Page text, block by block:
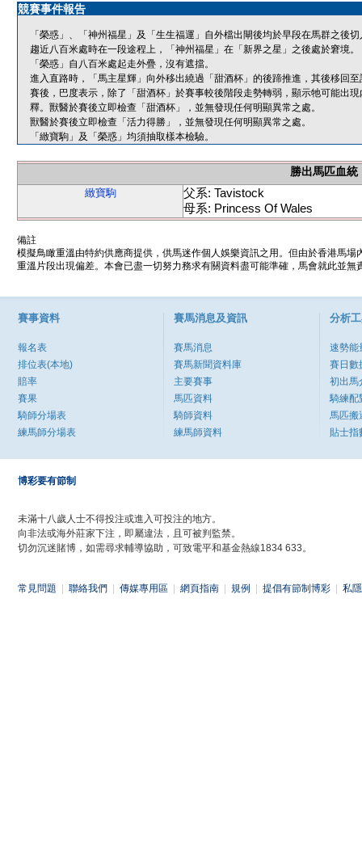
競賽事件報告
「榮惑」、「神州福星」及「生生福運」自外檔出閘後均於早段在馬群之後切
趨近八百米處時在一段途程上，「神州福星」在「新界之星」之後處於窘境。
「榮惑」自八百米處起走外疊，沒有遮擋。
進入直路時，「馬主星輝」向外移出繞過「甜酒杯」的後蹄推進，其後移回
賽後，巴度表示，除了「甜酒杯」於賽事較後階段走勢轉弱，顯示牠可能出
釋。獸醫於賽後立即檢查「甜酒杯」，並無發現任何明顯異常之處。
獸醫於賽後立即檢查「活力得勝」，並無發現任何明顯異常之處。
「緻寶駒」及「榮惑」均須抽取樣本檢驗。
勝出馬匹血統
緻寶駒
父系: Tavistock
母系: Princess Of Wales
備註
模擬鳥瞰重溫由特約供應商提供，供馬迷作個人娛樂資訊之用。但由於香港馬
重溫片段出現偏差。本會已盡一切努力務求有關資料盡可能準確，馬會就此並
賽事資料
報名表
排位表(本地)
賠率
賽果
騎師分場表
練馬師分場表
賽馬消息及資訊
賽馬消息
賽馬新聞資料庫
主要賽事
馬匹資料
騎師資料
練馬師資料
分析
速勢能
賽日數
初出馬
騎練配
馬匹搬
貼士指
博彩要有節制
未滿十八歲人士不得投注或進入可投注的地方。
向非法或海外莊家下注，即屬違法，且可被判監禁。
切勿沉迷賭博，如需尋求輔導協助，可致電平和基金熱線1834 633。
常見問題 聯絡我們 傳媒專用區 網頁指南 規例 提倡有節制博彩 私